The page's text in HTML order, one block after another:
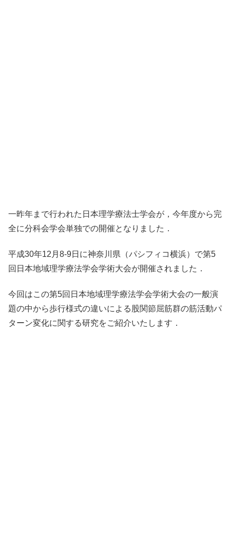
一昨年まで行われた日本理学療法士学会が，今年度から完
全に分科会学会単独での開催となりました．
平成30年12月8-9日に神奈川県（パシフィコ横浜）で第5
回日本地域理学療法学会学術大会が開催されました．
今回はこの第5回日本地域理学療法学会学術大会の一般演
題の中から歩行様式の違いによる股関節屈筋群の筋活動パ
ターン変化に関する研究をご紹介いたします．